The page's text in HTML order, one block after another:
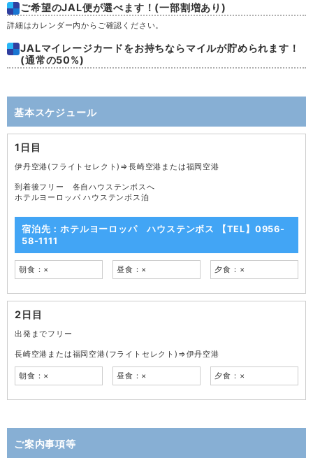
ご希望のJAL便が選べます！(一部割増あり)
詳細はカレンダー内からご確認ください。
JALマイレージカードをお持ちならマイルが貯められます！
(通常の50%)
基本スケジュール
1日目
伊丹空港(フライトセレクト)⇒長崎空港または福岡空港
到着後フリー 各自ハウステンボスへ
ホテルヨーロッパ ハウステンボス泊
宿泊先：ホテルヨーロッパ ハウステンボス 【TEL】0956-
58-1111
朝食：× 昼食：× 夕食：×
2日目
出発までフリー
長崎空港または福岡空港(フライトセレクト)⇒伊丹空港
朝食：× 昼食：× 夕食：×
ご案内事項等